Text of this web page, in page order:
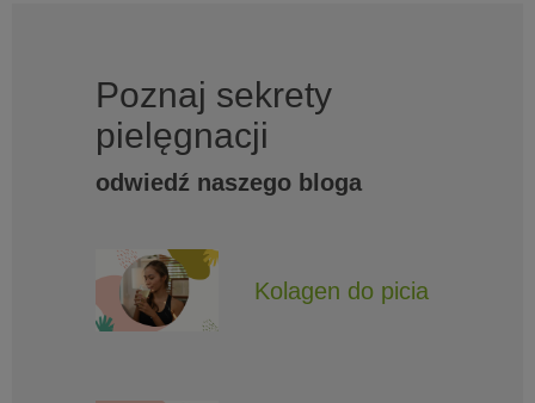
Poznaj sekrety
pielęgnacji
odwiedź naszego bloga
Kolagen do picia